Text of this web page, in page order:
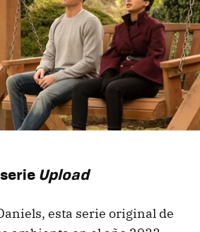
Upload
esta serie original de